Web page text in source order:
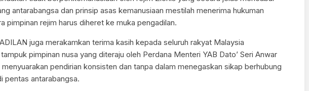
antarabangsa dan prinsip asas kemanusiaan mestilah menerima hukuman
pimpinan rejim harus diheret ke muka pengadilan.
juga merakamkan terima kasih kepada seluruh rakyat Malaysia
pimpinan nusa yang diteraju oleh Perdana Menteri YAB Dato’ Seri Anwar
menyuarakan pendirian konsisten dan tanpa dalam menegaskan sikap berhubung
pentas antarabangsa.